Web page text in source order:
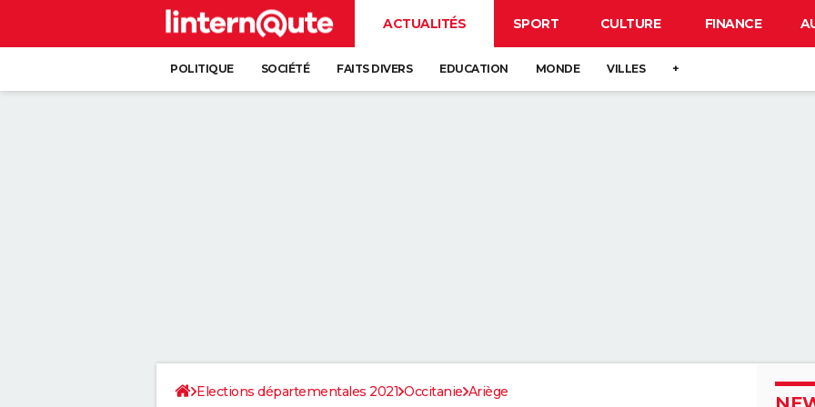
ACTUALITÉS SPORT CULTURE FINANCE
POLITIQUE SOCIÉTÉ FAITS DIVERS EDUCATION MONDE VILLES +
Elections départementales 2021 Occitanie Ariège